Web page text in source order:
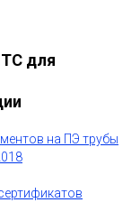
для
на ПЭ трубы